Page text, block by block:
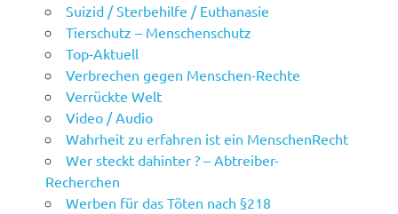
Suizid / Sterbehilfe / Euthanasie
Tierschutz – Menschenschutz
Top-Aktuell
Verbrechen gegen Menschen-Rechte
Verrückte Welt
Video / Audio
Wahrheit zu erfahren ist ein MenschenRecht
Wer steckt dahinter ? – Abtreiber-
Recherchen
Werben für das Töten nach §218